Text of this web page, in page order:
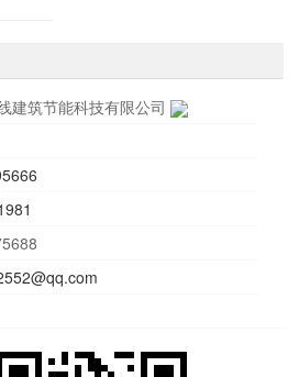
建筑节能科技有限公司